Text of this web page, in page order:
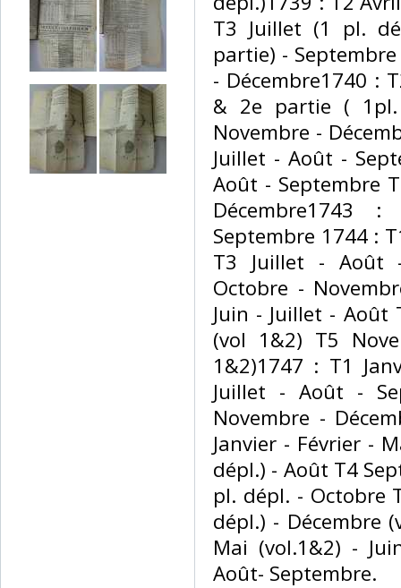
T3 Juillet (1 pl.
partie) -
- Décembre1740 :
& 2e partie (
Novembre -
Juillet - Août -
Août - Septembre
Septembre 1744 :
T3 Juillet - Août
Octobre -
Juin - Juillet - Août
(vol 1&2) T5
1&2)1747 : T1
Juillet - Août -
Novembre -
Janvier - Février -
dépl.) - Août T4
pl. dépl. - Octobre
dépl.) - Décembre
Mai (vol.1&2) -
Août- Septembre. ‎